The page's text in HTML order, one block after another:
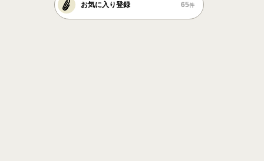
お気に入り登録 65件